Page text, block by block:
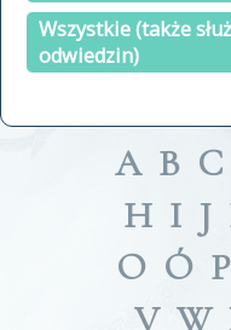
Wszystkie (także
odwiedzin)
a
A B C
H I J
O Ó P
V W